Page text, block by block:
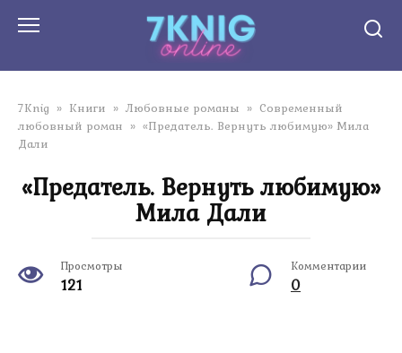
7Knig » Книги » Любовные романы » Современный
любовный роман » «Предатель. Вернуть любимую» Мила
Дали
«Предатель. Вернуть любимую»
Мила Дали
Просмотры
121
Комментарии
0